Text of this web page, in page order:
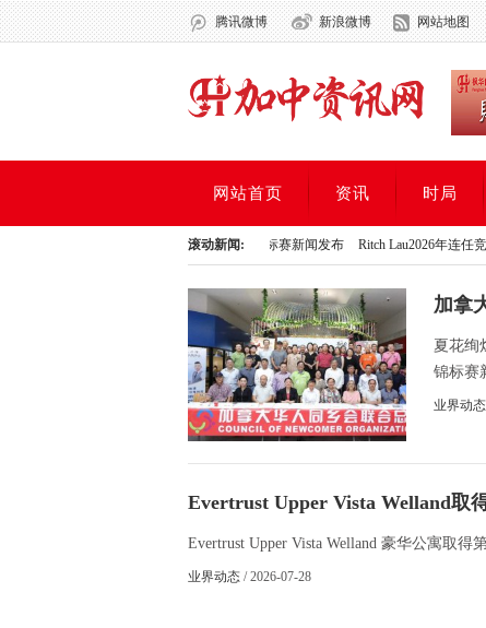
腾讯微博 新浪微博 网站地图
网站首页 资讯 时局
滚动新闻:
人同乡会联合总会2026尊悦府杯排球锦标赛新闻发布 Ritch Lau2026年连任竞选
加拿
隆重
夏花绚
锦标赛
业界动态
Evertrust Upper Vista Welland取
Evertrust Upper Vista Welland 豪华公寓取
业界动态 / 2026-07-28